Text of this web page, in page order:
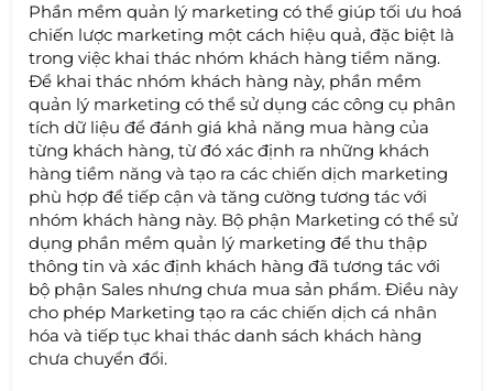
Phần mềm quản lý marketing có thể giúp tối ưu hoá
chiến lược marketing một cách hiệu quả, đặc biệt là
trong việc khai thác nhóm khách hàng tiềm năng.
Để khai thác nhóm khách hàng này, phần mềm
quản lý marketing có thể sử dụng các công cụ phân
tích dữ liệu để đánh giá khả năng mua hàng của
từng khách hàng, từ đó xác định ra những khách
hàng tiềm năng và tạo ra các chiến dịch marketing
phù hợp để tiếp cận và tăng cường tương tác với
nhóm khách hàng này. Bộ phận Marketing có thể sử
dụng phần mềm quản lý marketing để thu thập
thông tin và xác định khách hàng đã tương tác với
bộ phận Sales nhưng chưa mua sản phẩm. Điều này
cho phép Marketing tạo ra các chiến dịch cá nhân
hóa và tiếp tục khai thác danh sách khách hàng
chưa chuyển đổi.